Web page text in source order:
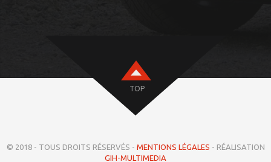
TOP
© 2018 - TOUS DROITS RÉSERVÉS - MENTIONS LÉGALES - RÉALISATION
GIH-MULTIMEDIA